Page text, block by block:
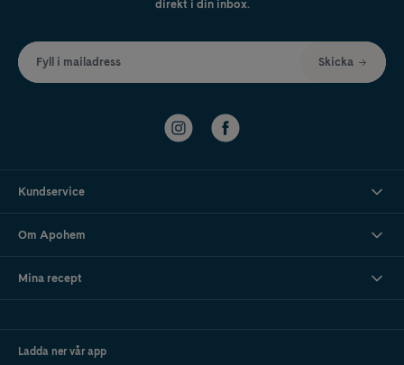
direkt i din inbox.
Fyll i mailadress Skicka
Kundservice
Om Apohem
Mina recept
Ladda ner vår app